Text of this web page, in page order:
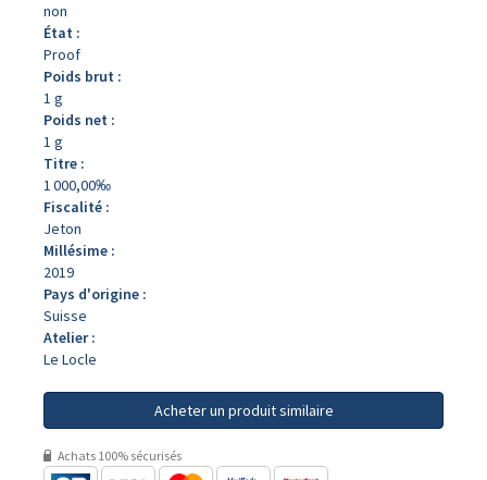
non
État :
Proof
Poids brut :
1 g
Poids net :
1 g
Titre :
1 000,00‰
Fiscalité :
Jeton
Millésime :
2019
Pays d'origine :
Suisse
Atelier :
Le Locle
Acheter un produit similaire
Achats 100% sécurisés